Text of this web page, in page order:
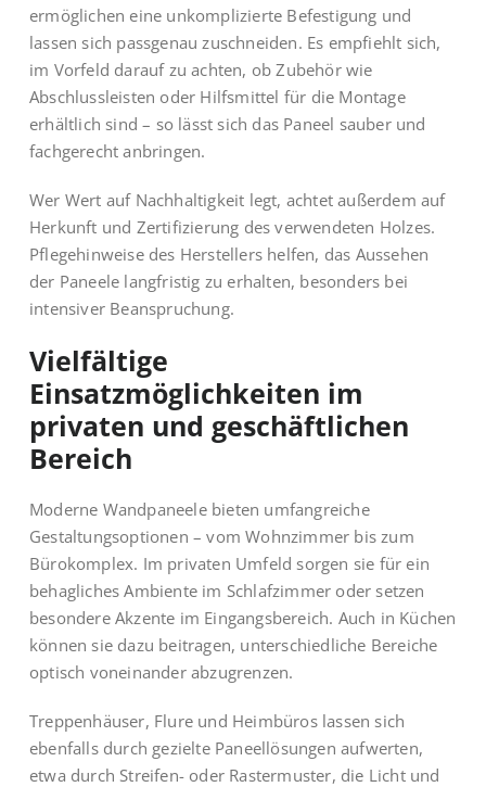
ermöglichen eine unkomplizierte Befestigung und
lassen sich passgenau zuschneiden. Es empfiehlt sich,
im Vorfeld darauf zu achten, ob Zubehör wie
Abschlussleisten oder Hilfsmittel für die Montage
erhältlich sind – so lässt sich das Paneel sauber und
fachgerecht anbringen.
Wer Wert auf Nachhaltigkeit legt, achtet außerdem auf
Herkunft und Zertifizierung des verwendeten Holzes.
Pflegehinweise des Herstellers helfen, das Aussehen
der Paneele langfristig zu erhalten, besonders bei
intensiver Beanspruchung.
Vielfältige
Einsatzmöglichkeiten im
privaten und geschäftlichen
Bereich
Moderne Wandpaneele bieten umfangreiche
Gestaltungsoptionen – vom Wohnzimmer bis zum
Bürokomplex. Im privaten Umfeld sorgen sie für ein
behagliches Ambiente im Schlafzimmer oder setzen
besondere Akzente im Eingangsbereich. Auch in Küchen
können sie dazu beitragen, unterschiedliche Bereiche
optisch voneinander abzugrenzen.
Treppenhäuser, Flure und Heimbüros lassen sich
ebenfalls durch gezielte Paneellösungen aufwerten,
etwa durch Streifen- oder Rastermuster, die Licht und